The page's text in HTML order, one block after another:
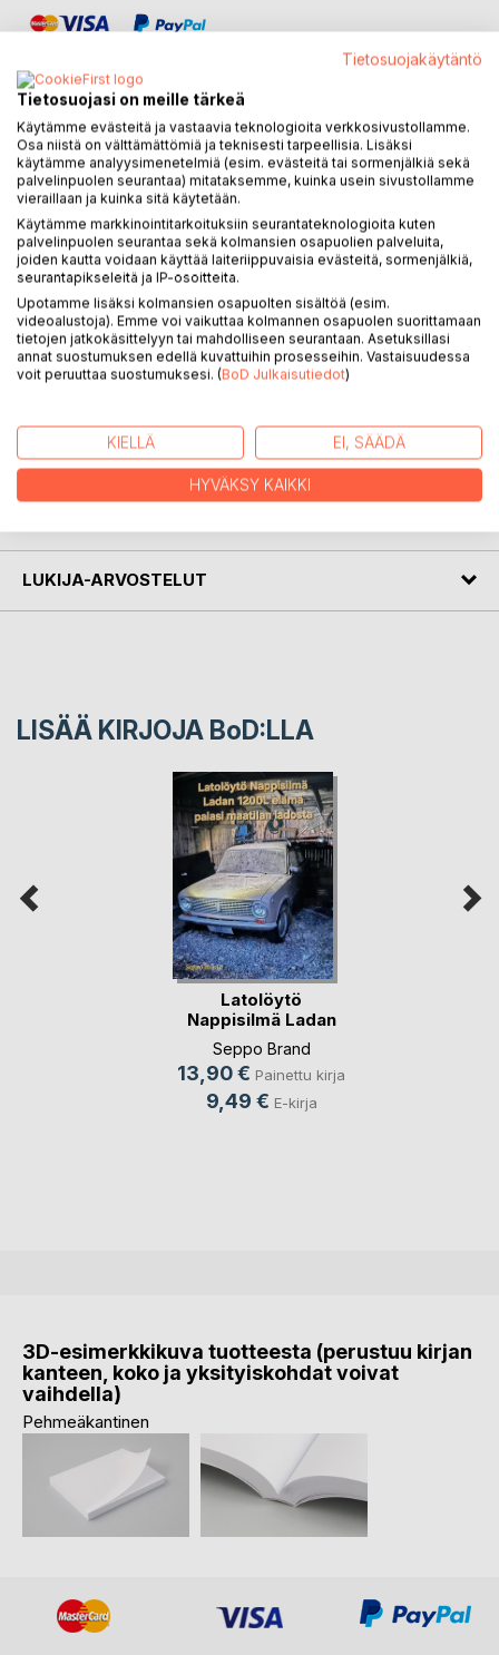
KUVAUS
Lisää onnellisuuttasi mukavilla harrastuksilla esimerkiksi
rakentamalla ja asentamalla linnunpönttöjä. Sinä, linnut ja
moni muukin tykkää. Pesäpöntöissä pesiviä lintulajeja on
Suomessa vähän laskutavasta riippuen noin 30 lajia. Aina
voi keksiä ja rakentaa erilaisia pesäpönttöjä ja houkutella eri
lintulajeja pesimään niissä. Linnunpönttö on kuin lahja
luonnon hyväksi sen monimuotoisuuden säilymiseksi. Kirja
sisältää myös muuta hyödyllistä ja helposti toteutettavia
KIRJAILIJA
LUKIJA-ARVOSTELUT
LISÄÄ KIRJOJA BoD:LLA
Latolöytö
Nappisilmä Ladan
1200L e(...)
Seppo Brand
13,90 € Painettu kirja
9,49 € E-kirja
3D-esimerkkikuva tuotteesta (perustuu kirjan
kanteen, koko ja yksityiskohdat voivat
vaihdella)
Pehmeäkantinen
Tietosuojakäytäntö
Tietosuojasi on meille tärkeä
Käytämme evästeitä ja vastaavia teknologioita verkkosivustollamme.
Osa niistä on välttämättömiä ja teknisesti tarpeellisia. Lisäksi
käytämme analyysimenetelmiä (esim. evästeitä tai sormenjälkiä sekä
palvelinpuolen seurantaa) mitataksemme, kuinka usein sivustollamme
vieraillaan ja kuinka sitä käytetään.
Käytämme markkinointitarkoituksiin seurantateknologioita kuten
palvelinpuolen seurantaa sekä kolmansien osapuolien palveluita,
joiden kautta voidaan käyttää laiteriippuvaisia evästeitä, sormenjälkiä,
seurantapikseleitä ja IP-osoitteita.
Upotamme lisäksi kolmansien osapuolten sisältöä (esim.
videoalustoja). Emme voi vaikuttaa kolmannen osapuolen suorittamaan
tietojen jatkokäsittelyyn tai mahdolliseen seurantaan. Asetuksillasi
annat suostumuksen edellä kuvattuihin prosesseihin. Vastaisuudessa
voit peruuttaa suostumuksesi. (BoD Julkaisutiedot)
KIELLÄ EI, SÄÄDÄ
HYVÄKSY KAIKKI